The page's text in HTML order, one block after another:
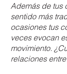
Además de tus
sentido más
ocasiones tus
veces evocan
movimiento.
relaciones